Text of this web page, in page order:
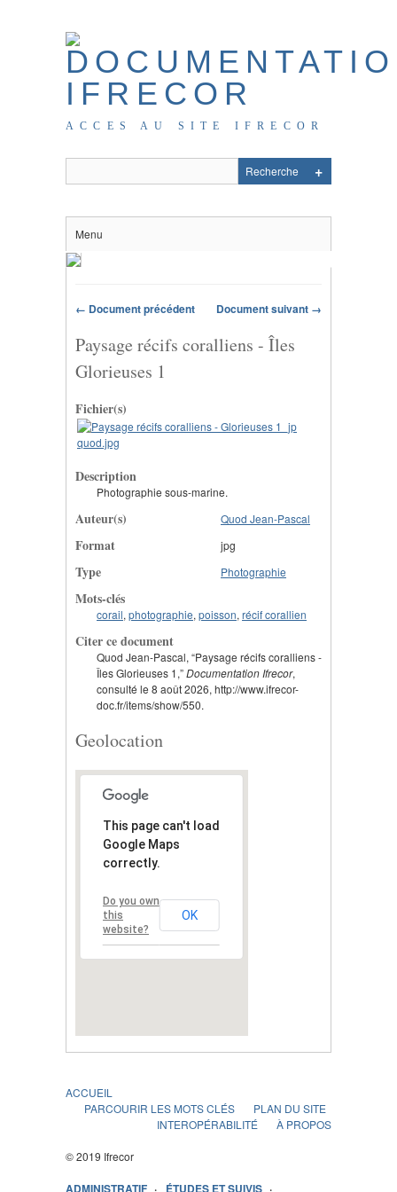
ACCES AU SITE IFRECOR
Menu
← Document précédent Document suivant →
Paysage récifs coralliens - Îles
Glorieuses 1
Fichier(s)
Description
Photographie sous-marine.
Auteur(s) Quod Jean-Pascal
Format jpg
Type Photographie
Mots-clés
corail, photographie, poisson, récif corallien
Citer ce document
Quod Jean-Pascal, “Paysage récifs coralliens -
Îles Glorieuses 1,”Documentation Ifrecor,
consulté le 8 août 2026, http://www.ifrecor-
doc.fr/items/show/550.
Geolocation
This page can't load
Google Maps
correctly.
Do you own
this
website?
OK
ACCUEIL
PARCOURIR LES MOTS CLÉS
PLAN DU SITE
INTEROPÉRABILITÉ
À PROPOS
© 2019 Ifrecor
ADMINISTRATIF ÉTUDES ET SUIVIS